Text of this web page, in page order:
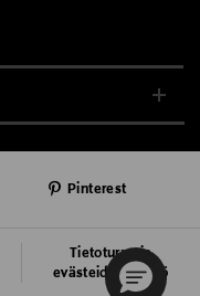
Tietoturva ja
evästeiden käyttö
Pinterest